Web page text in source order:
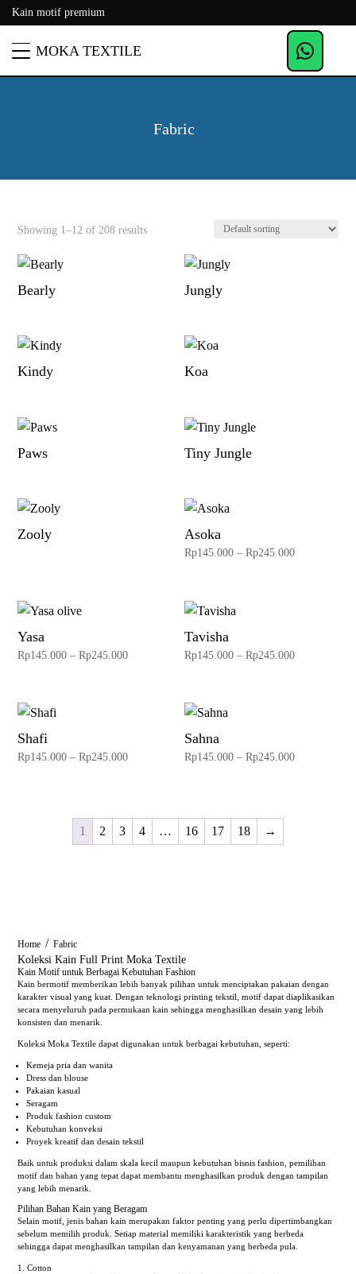
Kain motif premium
MOKA TEXTILE
Fabric
Showing 1–12 of 208 results
Bearly Jungly
Kindy Koa
Paws Tiny Jungle
Zooly Asoka
Rp145.000 – Rp245.000Price
Yasa
Rp145.000 – Rp245.000Price
Tavisha
Rp145.000 – Rp245.000Price
Shafi
Rp145.000 – Rp245.000Price
through
Rp245.000
Sahna
Rp145.000 – Rp245.000Price
1 2 3 4 … 16 17 18 →
Home / Fabric
Koleksi Kain Full Print Moka Textile
Kain Motif untuk Berbagai Kebutuhan Fashion
Kain bermotif memberikan lebih banyak pilihan untuk menciptakan pakaian dengan
karakter visual yang kuat. Dengan teknologi printing tekstil, motif dapat diaplikasikan
secara menyeluruh pada permukaan kain sehingga menghasilkan desain yang lebih
konsisten dan menarik.
Koleksi Moka Textile dapat digunakan untuk berbagai kebutuhan, seperti:
Kemeja pria dan wanita
Dress dan blouse
Pakaian kasual
Seragam
Produk fashion custom
Kebutuhan konveksi
Proyek kreatif dan desain tekstil
Baik untuk produksi dalam skala kecil maupun kebutuhan bisnis fashion, pemilihan
motif dan bahan yang tepat dapat membantu menghasilkan produk dengan tampilan
yang lebih menarik.
Pilihan Bahan Kain yang Beragam
Selain motif, jenis bahan kain merupakan faktor penting yang perlu dipertimbangkan
sebelum memilih produk. Setiap material memiliki karakteristik yang berbeda
sehingga dapat menghasilkan tampilan dan kenyamanan yang berbeda pula.
Cotton